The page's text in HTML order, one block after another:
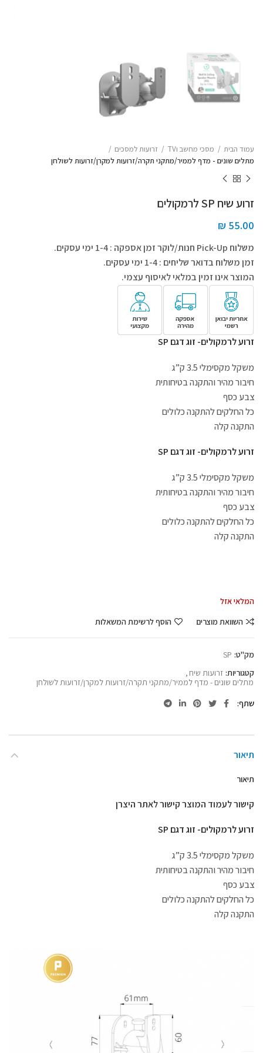
עמוד הבית מסכי מחשב וTV
זרועות למסכים
מתלים שונים - מדף לממיר/מתקני תקרה/זרועות למקרן/זרועות לשולחן
זרוע שיח SP לרמקולים
₪ 55.00
משלוח Pick-Up חנות/לוקר זמן אספקה : 1-4 ימי עסקים.
זמן משלוח בדואר שליחים : 1-4 ימי עסקים.
המוצר אינו זמין במלאי לאיסוף עצמי.
זרוע לרמקולים- זוג דגם SP
משקל מקסימלי 3.5 ק”ג
חיבור מהיר והתקנה בטיחותית
צבע כסף
כל החלקים להתקנה כלולים
התקנה קלה
זרוע לרמקולים- זוג דגם SP
משקל מקסימלי 3.5 ק”ג
חיבור מהיר והתקנה בטיחותית
צבע כסף
כל החלקים להתקנה כלולים
התקנה קלה
המלאי אזל
השוואת מוצרים
הוסף לרשימת המשאלות
מק"ט: SP
קטגוריות: זרועות שיח,
מתלים שונים - מדף לממיר/מתקני תקרה/זרועות למקרן/זרועות לשולחן
שתף
תיאור
תיאור
קישור לעמוד המוצרקישור לאתר היצרן
זרוע לרמקולים- זוג דגם SP
משקל מקסימלי 3.5 ק”ג
חיבור מהיר והתקנה בטיחותית
צבע כסף
כל החלקים להתקנה כלולים
התקנה קלה